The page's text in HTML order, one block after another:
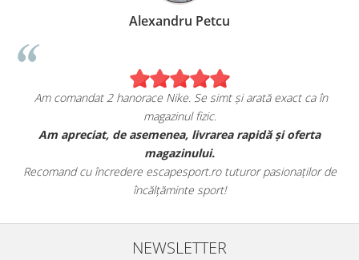
de
Birzoi Miruna
Sunt foarte mulțumita de achiziția mea de pe
escapesport.ro!
Am comandat o pereche de sneakers Jordan și sunt
fericita cu modul in care mi se potrivesc.
Aceștia au toate caracteristicile specifice mărcii, iar
este excelentă.
NEWSLETTER